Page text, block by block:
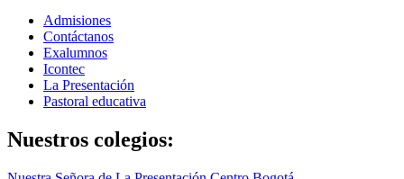
Admisiones
Contáctanos
Exalumnos
Icontec
La Presentación
Pastoral educativa
Nuestros colegios: